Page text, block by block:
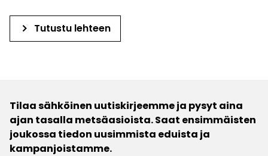
keyboard_arrow_right Tutustu lehteen
Tilaa sähköinen uutiskirjeemme ja pysyt aina
ajan tasalla metsäasioista. Saat ensimmäisten
joukossa tiedon uusimmista eduista ja
kampanjoistamme.